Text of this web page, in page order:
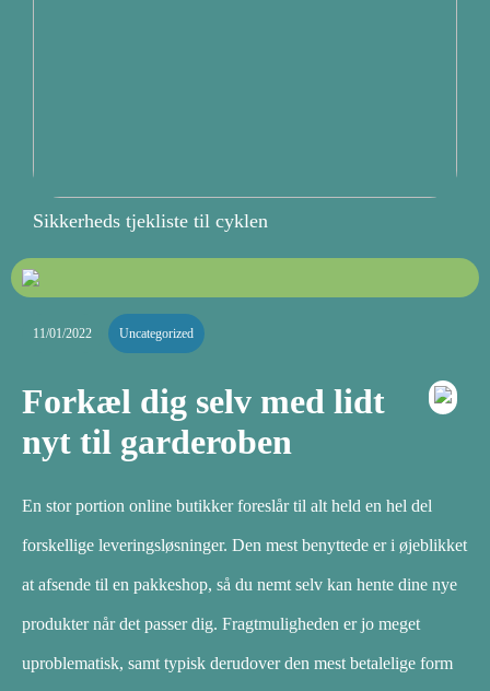
Sikkerheds tjekliste til cyklen
11/01/2022 Uncategorized
Forkæl dig selv med lidt
nyt til garderoben
En stor portion online butikker foreslår til alt held en hel del
forskellige leveringsløsninger. Den mest benyttede er i øjeblikket
at afsende til en pakkeshop, så du nemt selv kan hente dine nye
produkter når det passer dig. Fragtmuligheden er jo meget
uproblematisk, samt typisk derudover den mest betalelige form